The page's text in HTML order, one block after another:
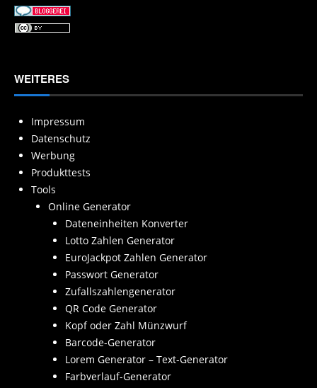
WEITERES
Impressum
Datenschutz
Werbung
Produkttests
Tools
Online Generator
Dateneinheiten Konverter
Lotto Zahlen Generator
EuroJackpot Zahlen Generator
Passwort Generator
Zufallszahlengenerator
QR Code Generator
Kopf oder Zahl Münzwurf
Barcode-Generator
Lorem Generator – Text-Generator
Farbverlauf-Generator